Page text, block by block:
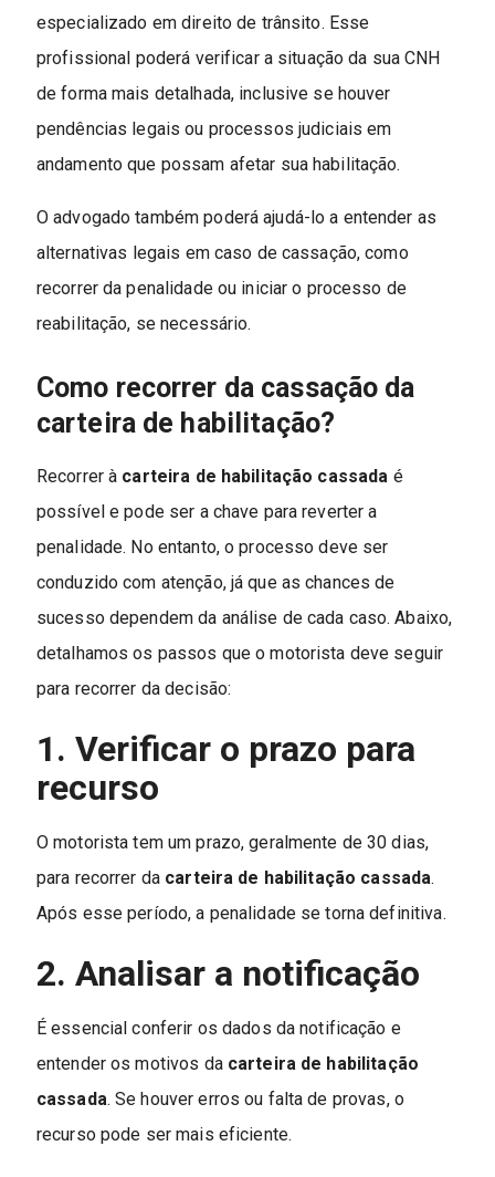
especializado em direito de trânsito. Esse
profissional poderá verificar a situação da sua CNH
de forma mais detalhada, inclusive se houver
pendências legais ou processos judiciais em
andamento que possam afetar sua habilitação.
O advogado também poderá ajudá-lo a entender as
alternativas legais em caso de cassação, como
recorrer da penalidade ou iniciar o processo de
reabilitação, se necessário.
Como recorrer da cassação da
carteira de habilitação?
Recorrer à carteira de habilitação cassada é
possível e pode ser a chave para reverter a
penalidade. No entanto, o processo deve ser
conduzido com atenção, já que as chances de
sucesso dependem da análise de cada caso. Abaixo,
detalhamos os passos que o motorista deve seguir
para recorrer da decisão:
1. Verificar o prazo para
recurso
O motorista tem um prazo, geralmente de 30 dias,
para recorrer da carteira de habilitação cassada.
Após esse período, a penalidade se torna definitiva.
2. Analisar a notificação
É essencial conferir os dados da notificação e
entender os motivos da carteira de habilitação
cassada. Se houver erros ou falta de provas, o
recurso pode ser mais eficiente.